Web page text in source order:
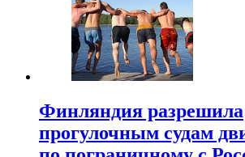
Финляндия разрешила
прогулочным судам